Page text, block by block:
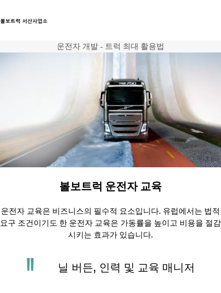
트럭
운전자 개발 - 트럭 최대 활용법
볼보트럭 운전자 교육
운전자 교육은 비즈니스의 필수적 요소입니다. 유럽에서는 법적
요구 조건이기도 한 운전자 교육은 가동률을 높이고 비용을 절감
시키는 효과가 있습니다.
닐 버든, 인력 및 교육 매니저